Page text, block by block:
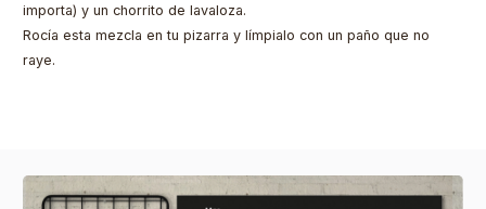
importa) y un chorrito de lavaloza.
Rocía esta mezcla en tu pizarra y límpialo con un paño que no
raye.